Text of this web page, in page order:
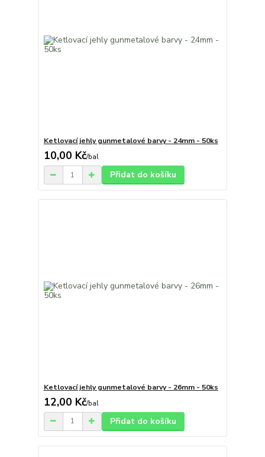
Ketlovací jehly gunmetalové barvy - 24mm - 50ks
10,00 Kč/bal
Přidat do košíku
Ketlovací jehly gunmetalové barvy - 26mm - 50ks
12,00 Kč/bal
Přidat do košíku